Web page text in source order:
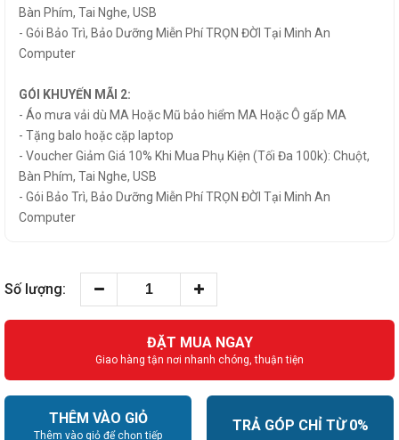
Bàn Phím, Tai Nghe, USB
- Gói Bảo Trì, Bảo Dưỡng Miễn Phí TRỌN ĐỜI Tại Minh An
Computer
GÓI KHUYẾN MÃI 2:
- Áo mưa vải dù MA Hoặc Mũ bảo hiểm MA Hoặc Ô gấp MA
- Tặng balo hoặc cặp laptop
- Voucher Giảm Giá 10% Khi Mua Phụ Kiện (Tối Đa 100k): Chuột,
Bàn Phím, Tai Nghe, USB
- Gói Bảo Trì, Bảo Dưỡng Miễn Phí TRỌN ĐỜI Tại Minh An
Computer
Số lượng:
ĐẶT MUA NGAY
Giao hàng tận nơi nhanh chóng, thuận tiện
THÊM VÀO GIỎ
Thêm vào giỏ để chọn tiếp
TRẢ GÓP CHỈ TỪ 0%